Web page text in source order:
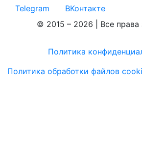
Telegram
ВКонтакте
© 2015 – 2026 | Все
Политика
Политика обработки файлов